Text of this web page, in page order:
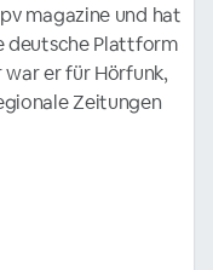
magazine und hat
deutsche Plattform
er für Hörfunk,
Zeitungen